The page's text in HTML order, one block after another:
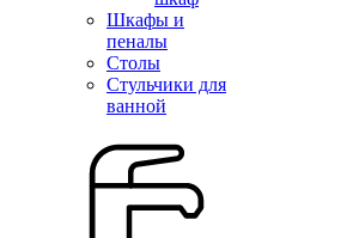
Шкафы и
пеналы
Столы
Стульчики для
ванной